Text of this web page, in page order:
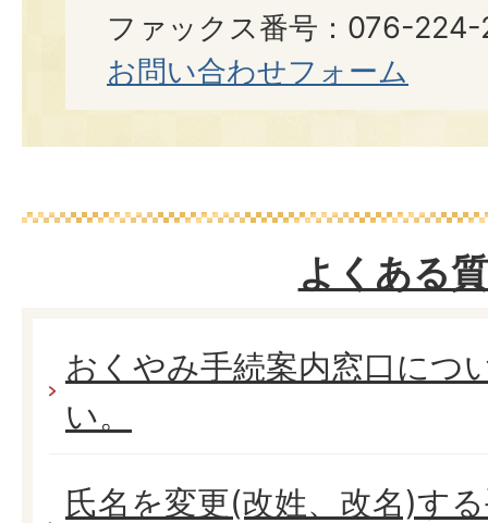
ファックス番号：076-
お問い合わせフォーム
よくある
おくやみ手続案内窓口につ
い。
氏名を変更(改姓、改名)す